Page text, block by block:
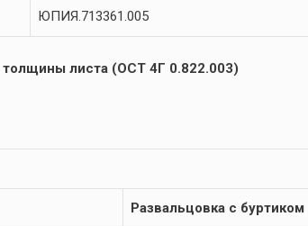
ЮПИЯ.713361.005
толщины листа (ОСТ 4Г 0.822.003)
Развальцовка с буртиком